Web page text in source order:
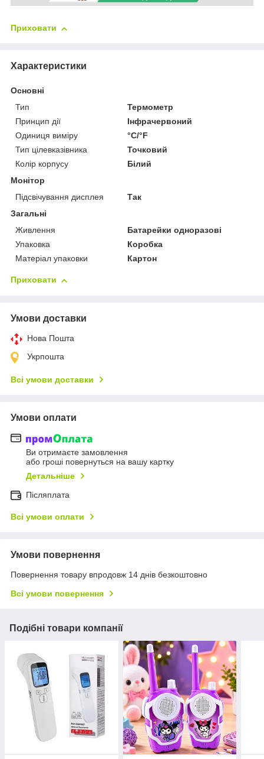
Приховати
Характеристики
Основні
Тип
Термометр
Принцип дії
Інфрачервоний
Одиниця виміру
°С/°F
Тип цілевказівника
Точковий
Колір корпусу
Білий
Монітор
Підсвічування дисплея
Так
Загальні
Живлення
Батарейки одноразові
Упаковка
Коробка
Матеріал упаковки
Картон
Приховати
Умови доставки
Нова Пошта
Укрпошта
Всі умови доставки
Умови оплати
Ви отримаєте замовлення
або гроші повернуться на вашу картку
Детальніше
Післяплата
Всі умови оплати
Умови повернення
Повернення товару впродовж 14 днів безкоштовно
Всі умови повернення
Подібні товари компанії